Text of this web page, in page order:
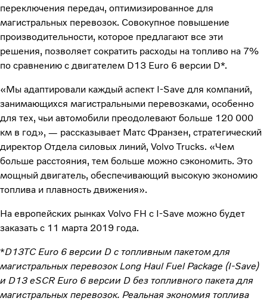
переключения передач, оптимизированное для
магистральных перевозок. Совокупное повышение
производительности, которое предлагают все эти
решения, позволяет сократить расходы на топливо на 7%
по сравнению с двигателем D13 Euro 6 версии D*.
«Мы адаптировали каждый аспект I-Save для компаний,
занимающихся магистральными перевозками, особенно
для тех, чьи автомобили преодолевают больше 120 000
км в год», — рассказывает Матс Франзен, стратегический
директор Отдела силовых линий, Volvo Trucks. «Чем
больше расстояния, тем больше можно сэкономить. Это
мощный двигатель, обеспечивающий высокую экономию
топлива и плавность движения».
На европейских рынках Volvo FH с I-Save можно будет
заказать с 11 марта 2019 года.
*D13TC Euro 6 версии D с топливным пакетом для
магистральных перевозок Long Haul Fuel Package (I-Save)
и D13 eSCR Euro 6 версии D без топливного пакета для
магистральных перевозок. Реальная экономия топлива